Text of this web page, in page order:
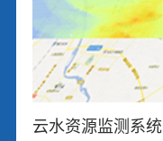
云水资源监测系统